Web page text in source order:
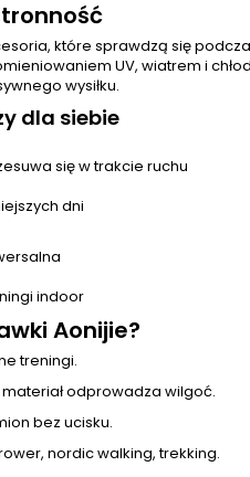
które sprawdzą się
UV, wiatrem i
wysiłku.
dla siebie
się w trakcie ruchu
dni
indoor
Aonijie?
treningi.
odprowadza wilgoć.
bez ucisku.
nordic walking, trekking.